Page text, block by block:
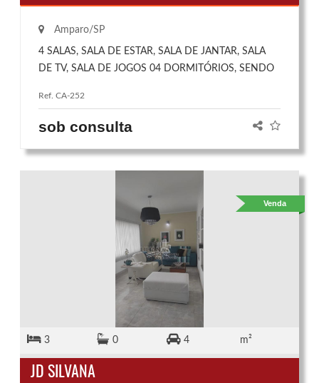
Amparo/SP
4 SALAS, SALA DE ESTAR, SALA DE JANTAR, SALA
DE TV, SALA DE JOGOS 04 DORMITÓRIOS, SENDO
LAVANDERIA, CHURRASQUEIRA, PISCINA,
Ref. CA-252
sob consulta
Venda
3 0 4 m²
JD SILVANA